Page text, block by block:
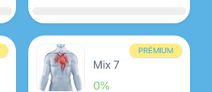
PRÉMIUM
Mix 7
0%